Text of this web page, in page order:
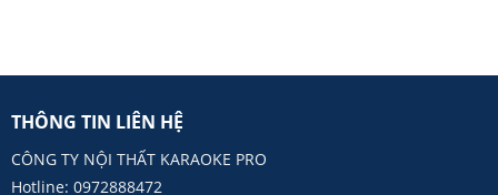
THÔNG TIN LIÊN HỆ
CÔNG TY NỘI THẤT KARAOKE PRO
Hotline: 0972888472